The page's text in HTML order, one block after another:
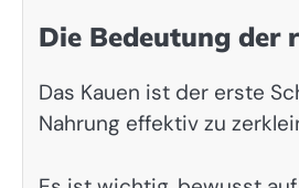
Die Bedeutung
Das Kauen ist der erste
Nahrung effektiv zu